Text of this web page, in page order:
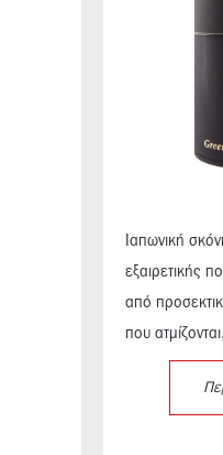
Ιαπωνική
εξαιρετικής
από
που